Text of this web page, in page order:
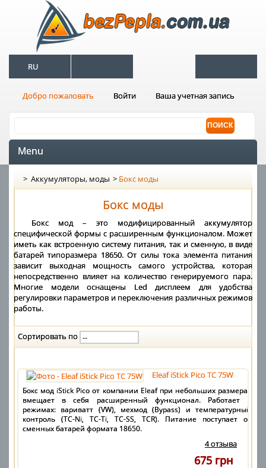
RU
Добро пожаловать Войти Ваша учетная запись
Menu
> Аккумуляторы, моды > Бокс моды
Бокс моды
Бокс мод – это модифицированный аккумулятор
специфической формы с расширенным функционалом. Может
иметь как встроенную систему питания, так и сменную, в виде
батарей типоразмера 18650. От силы тока элемента питания
зависит выходная мощность самого устройства, которая
непосредственно влияет на количество генерируемого пара.
Многие модели оснащены Led дисплеем для удобства
регулировки параметров и переключения различных режимов
работы.
Сортировать по
Eleaf iStick Pico TC 75W
Бокс мод iStick Pico от компании Eleaf при небольших размерах
вмещает в себя расширенный функционал. Работает в
режимах: вариватт (VW), мехмод (Bypass) и температурный
контроль (TC-Ni, TC-Ti, TC-SS, TCR). Питание поступает от
сменных батарей формата 18650.
4 отзыва
675 грн